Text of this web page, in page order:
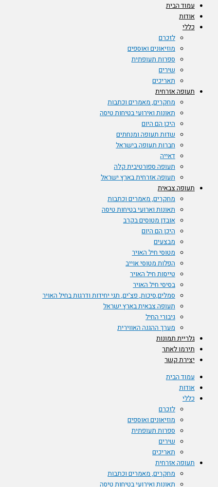
עמוד הבית
אודות
כללי
לזכרם
מוזיאונים ואוספים
ספרות תעופתית
שירים
תאריכים
תעופה אזרחית
מחקרים, מאמרים וכתבות
תאונות ואירועי בטיחות טיסה
היכן הם היום
שדות תעופה ומנחתים
חברות תעופה בישראל
דאייה
תעופה ספורטיבית קלה
תעופה אזרחית בארץ ישראל
תעופה צבאית
מחקרים, מאמרים וכתבות
תאונות וארועי בטיחות טיסה
אובדן מטוסים בקרב
היכן הם היום
מבצעים
מטוסי חיל האויר
הפלות מטוסי אוייב
טייסות חיל האויר
בסיסי חיל האויר
סמלים,סיכות, פצ'ים, תגי יחידות ודרגות בחיל האויר
תעופה צבאית בארץ ישראל
גיבורי החיל
מערך ההגנה האווירית
גלריית תמונות
תירמו לאתר
יצירת קשר
עמוד הבית
אודות
כללי
לזכרם
מוזיאונים ואוספים
ספרות תעופתית
שירים
תאריכים
תעופה אזרחית
מחקרים, מאמרים וכתבות
תאונות ואירועי בטיחות טיסה